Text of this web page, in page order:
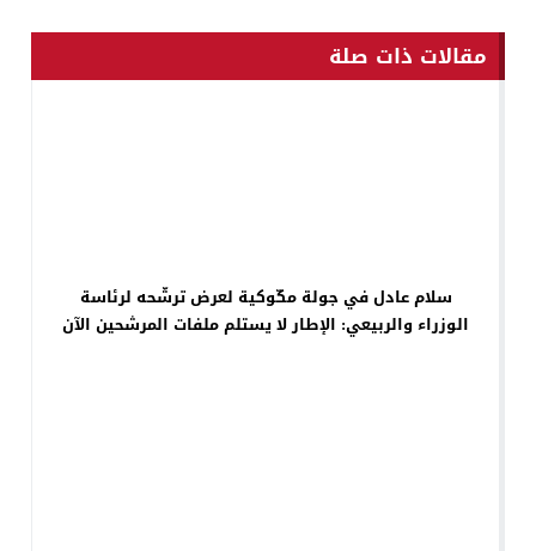
مقالات ذات صلة
سلام عادل في جولة مكّوكية لعرض ترشّحه لرئاسة
الوزراء والربيعي: الإطار لا يستلم ملفات المرشحين الآن